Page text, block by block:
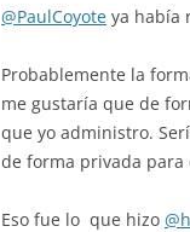
@PaulCoyote ya había
Probablemente la
me gustaría que de
que yo administro.
de forma privada para
Eso fue lo que hizo